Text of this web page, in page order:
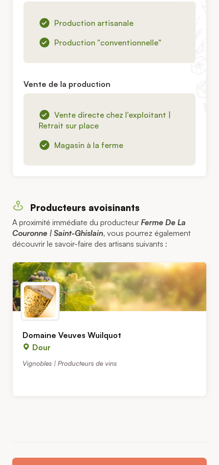
Production artisanale
Production "conventionnelle"
Vente de la production
Vente directe chez l'exploitant |
Retrait sur place
Magasin à la ferme
Producteurs avoisinants
A proximité immédiate du producteur Ferme De La
Couronne | Saint-Ghislain, vous pourrez également
découvrir le savoir-faire des artisans suivants :
Domaine Veuves Wuilquot
Dour
Vignobles | Producteurs de vins